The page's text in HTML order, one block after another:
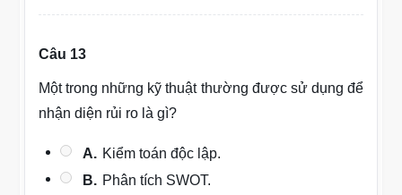
Câu 13
Một trong những kỹ thuật thường được sử dụng để
nhận diện rủi ro là gì?
A. Kiểm toán độc lập.
B. Phân tích SWOT.